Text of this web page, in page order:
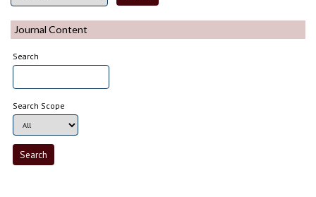
Journal Content
Search
Search Scope